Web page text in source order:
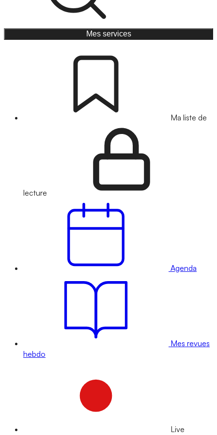
Mes services
Ma liste de
lecture
Agenda
Mes revues
hebdo
Live